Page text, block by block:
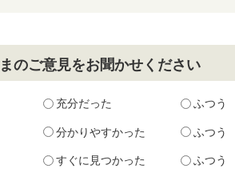
のご意見をお聞かせください
充分だった ふつう
分かりやすかった ふつう
すぐに見つかった ふつう